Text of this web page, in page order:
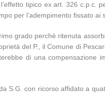
tipico ex art. 326
per l’adempimento fissato
grado perchè ritenuta
del P., il Comune di
di una compensazione
S.G. con ricorso affidato a